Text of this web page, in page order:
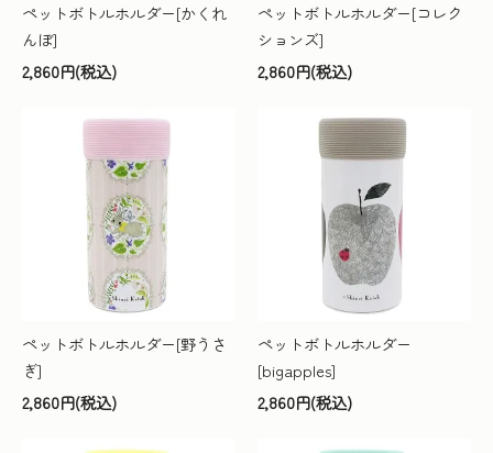
ペットボトルホルダー[かくれ
んぼ]
2,860円(税込)
ペットボトルホルダー[コレク
ションズ]
2,860円(税込)
ペットボトルホルダー[野うさ
ぎ]
2,860円(税込)
ペットボトルホルダー
[bigapples]
2,860円(税込)